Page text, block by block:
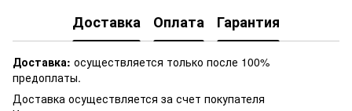
Доставка Оплата Гарантия
Доставка: осуществляется только после 100%
предоплаты.
Доставка осуществляется за счет покупателя